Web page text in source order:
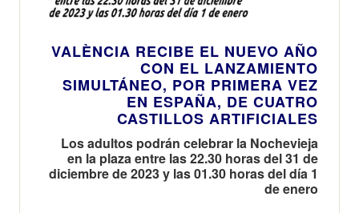
VALÈNCIA RECIBE EL NUEVO AÑO
CON EL LANZAMIENTO
SIMULTÁNEO, POR PRIMERA VEZ
EN ESPAÑA, DE CUATRO
CASTILLOS ARTIFICIALES
Los adultos podrán celebrar la Nochevieja
en la plaza entre las 22.30 horas del 31 de
diciembre de 2023 y las 01.30 horas del día 1
de enero